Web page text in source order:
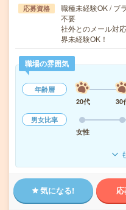
応募資格
職種未経験OK / ブ
不要
社外とのメール対
界未経験OK！
職場の雰囲気
年齢層
20代
30
男女比率
女性
気になる!